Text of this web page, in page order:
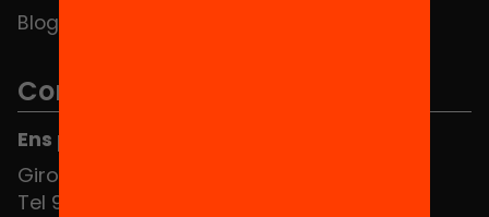
Blog
Contacte
Ens pots trobar al Hub Social
Girona 34, interior 08010 Barcelona
Tel 934 588 700